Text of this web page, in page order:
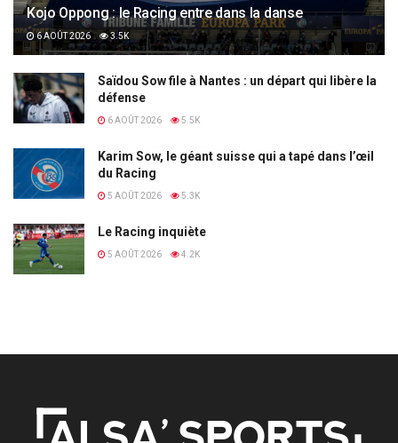
Kojo Oppong : le Racing entre dans la danse
6 AOÛT 2026 3.5K
Saïdou Sow file à Nantes : un départ qui libère la
défense
6 AOÛT 2026 5.5K
Karim Sow, le géant suisse qui a tapé dans l’œil
du Racing
5 AOÛT 2026 5.3K
Le Racing inquiète
5 AOÛT 2026 4.2K